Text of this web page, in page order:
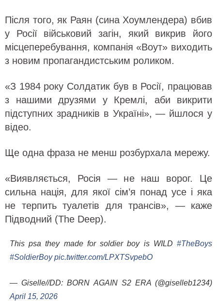
Після того, як Раян (сина Хоумлендера) вбив
у Росії військовий загін, який викрив його
місцеперебування, компанія «Воут» виходить
з новим пропагандистським роликом.
«З 1984 року Солдатик був в Росії, працював
з нашими друзями у Кремлі, аби викрити
підступних зрадників в Україні», — йшлося у
відео.
Ще одна фраза не менш розбурхала мережу.
«Виявляється, Росія — не наш ворог. Це
сильна нація, для якої сім’я понад усе і яка
не терпить туалетів для трансів», — каже
Підводний (The Deep).
This psa they made for soldier boy is WILD #TheBoys
#SoldierBoy pic.twitter.com/LPXTSvpebO
— Giselle//DD: BORN AGAIN S2 ERA (@giselleb1234)
April 15, 2026